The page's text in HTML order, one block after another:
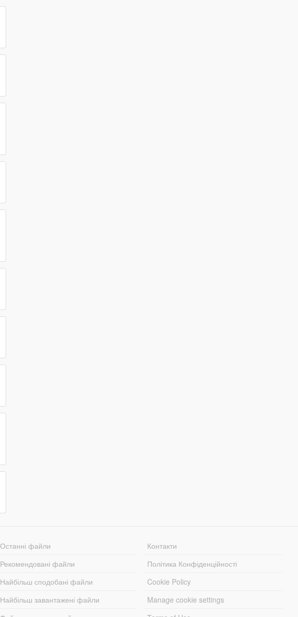
Останні файли
Рекомендовані файли
Найбільш сподобані файли
Найбільш завантажені файли
Контакти
Політика Конфіденційності
Cookie Policy
Manage cookie settings